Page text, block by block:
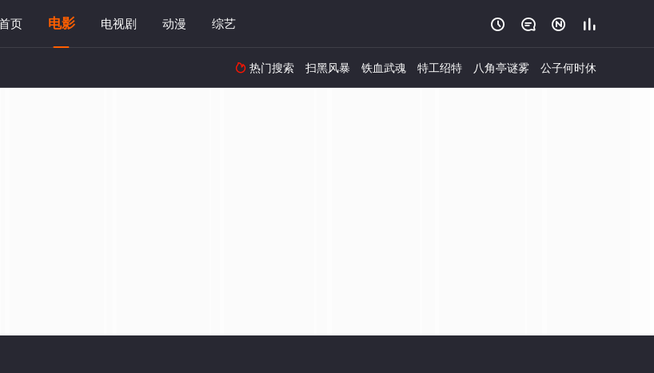
页 电影 电视剧 动漫 综艺    
 热门搜索 扫黑风暴 铁血武魂 特工绍特 八角亭谜雾 公子何时休